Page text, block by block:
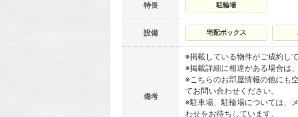
特長 駐輪場
設備 宅配ボックス
備考
※掲載している物件がご成約し
※掲載詳細に相違がある場合は
※こちらのお部屋情報の他にも
てお問い合わせください。
※駐車場、駐輪場については、
わせをお待ちしています。